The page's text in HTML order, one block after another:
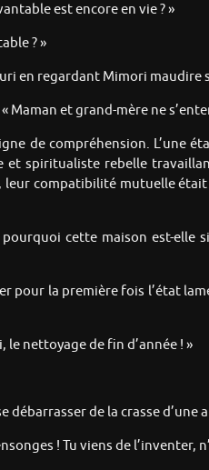
est encore en vie ? »
? »
en regardant Mimori maudire
Maman et grand-mère ne
de compréhension. L’une
et spiritualiste rebelle
leur compatibilité mutuelle
cette maison est-elle
pour la première fois l’état
nettoyage de fin d’année ! »
débarrasser de la crasse
! Tu viens de l’inventer,